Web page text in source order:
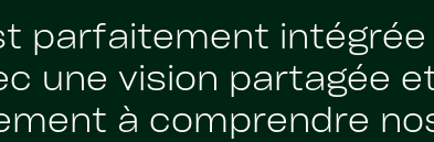
parfaitement
une vision partagée
à comprendre